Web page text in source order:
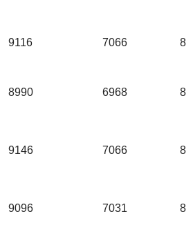
9116 7066
8990 6968
9146 7066
9096 7031